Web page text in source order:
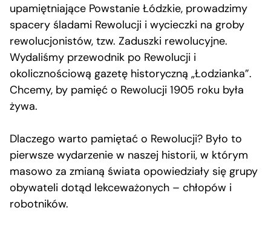
upamiętniające Powstanie Łódzkie, prowadzimy
spacery śladami Rewolucji i wycieczki na groby
rewolucjonistów, tzw. Zaduszki rewolucyjne.
Wydaliśmy przewodnik po Rewolucji i
okolicznościową gazetę historyczną „Łodzianka”.
Chcemy, by pamięć o Rewolucji 1905 roku była
żywa.
Dlaczego warto pamiętać o Rewolucji? Było to
pierwsze wydarzenie w naszej historii, w którym
masowo za zmianą świata opowiedziały się grupy
obywateli dotąd lekceważonych – chłopów i
robotników.